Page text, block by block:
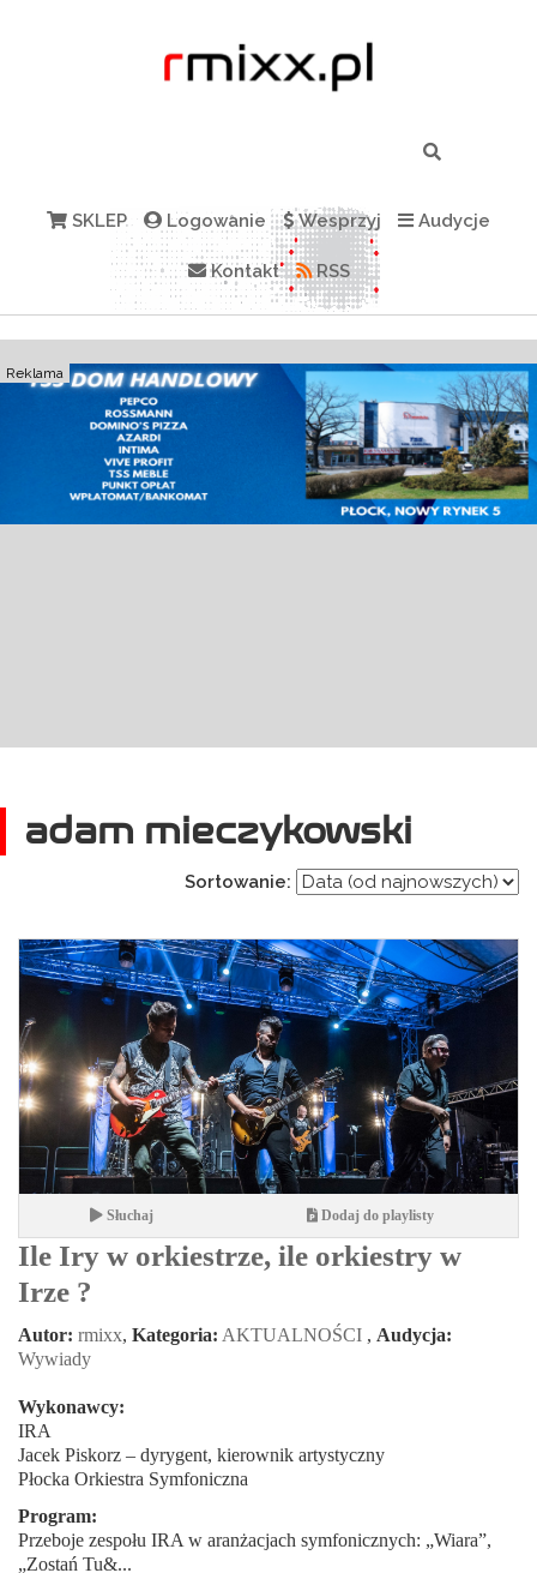
SKLEP Logowanie Wesprzyj Audycje
Kontakt RSS
Reklama
adam mieczykowski
Sortowanie:
Słuchaj Dodaj do playlisty
Ile Iry w orkiestrze, ile orkiestry w
Irze ?
Autor: rmixx, Kategoria: AKTUALNOŚCI , Audycja:
Wywiady
Wykonawcy:
IRA
Jacek Piskorz – dyrygent, kierownik artystyczny
Płocka Orkiestra Symfoniczna
Program:
Przeboje zespołu IRA w aranżacjach symfonicznych: „Wiara”,
„Zostań Tu&...